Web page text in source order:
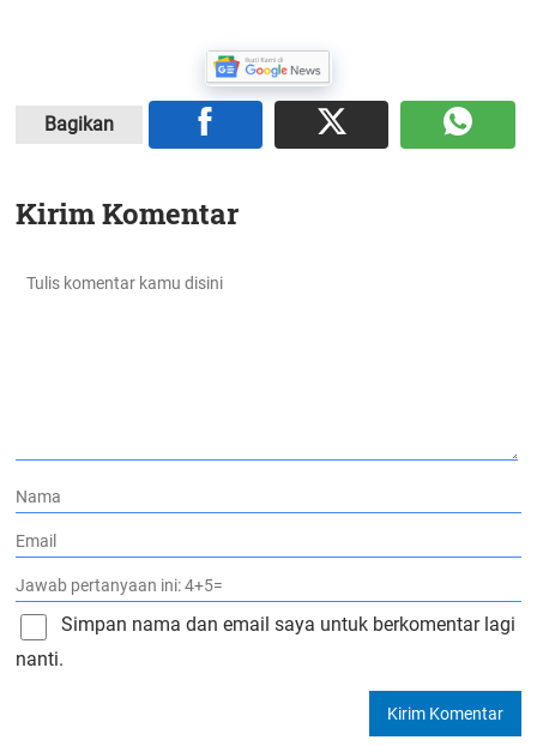
Bagikan
Kirim Komentar
Simpan nama dan email saya untuk berkomentar lagi
nanti.